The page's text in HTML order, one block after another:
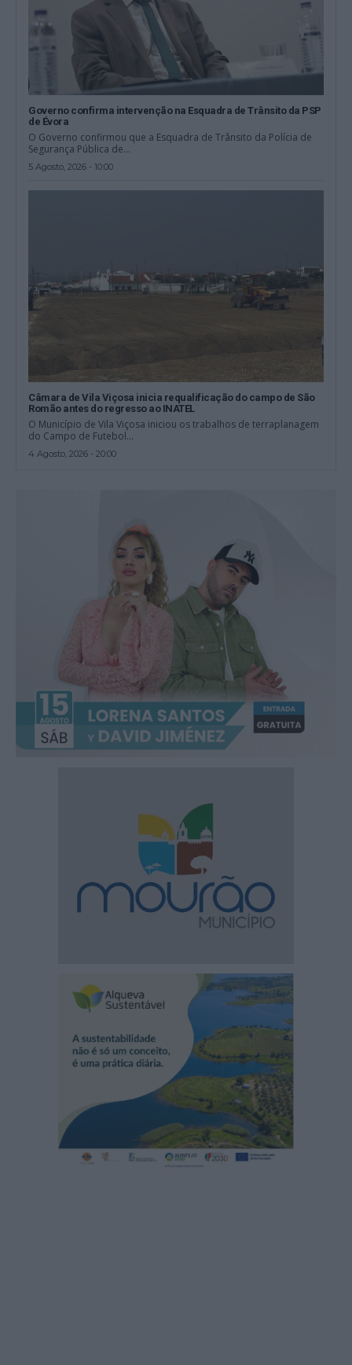
Governo confirma intervenção na Esquadra de Trânsito da PSP
de Évora
O Governo confirmou que a Esquadra de Trânsito da Polícia de
Segurança Pública de...
5 Agosto, 2026 - 10:00
Câmara de Vila Viçosa inicia requalificação do campo de São
Romão antes do regresso ao INATEL
O Município de Vila Viçosa iniciou os trabalhos de terraplanagem
do Campo de Futebol...
4 Agosto, 2026 - 20:00